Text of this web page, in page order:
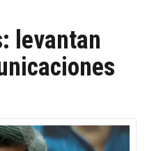
levantan